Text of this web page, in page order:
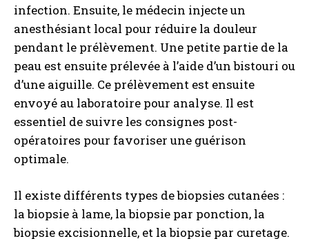
infection. Ensuite, le médecin injecte un
anesthésiant local pour réduire la douleur
pendant le prélèvement. Une petite partie de la
peau est ensuite prélevée à l’aide d’un bistouri ou
d’une aiguille. Ce prélèvement est ensuite
envoyé au laboratoire pour analyse. Il est
essentiel de suivre les consignes post-
opératoires pour favoriser une guérison
optimale.
Il existe différents types de biopsies cutanées :
la biopsie à lame, la biopsie par ponction, la
biopsie excisionnelle, et la biopsie par curetage.